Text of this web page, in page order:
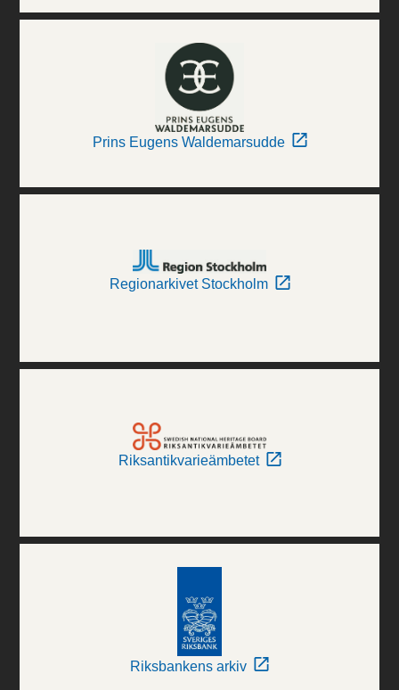
Prins Eugens Waldemarsudde
Regionarkivet Stockholm
Riksantikvarieämbetet
Riksbankens arkiv